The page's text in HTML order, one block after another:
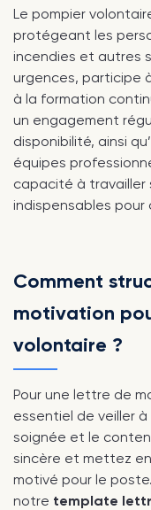
Le pompier
protégeant les
incendies et autres
urgences, participe
à la formation
un engagement
disponibilité, ainsi
équipes
capacité à travailler
indispensables pour
Comment
motivation
volontaire ?
Pour une lettre de
essentiel de veiller
soignée et le
sincère et mettez
motivé pour le
notre template